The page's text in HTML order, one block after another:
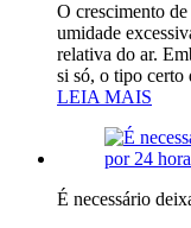
O crescimento
umidade
relativa do ar.
si só, o tipo certo
LEIA MAIS
É necessário